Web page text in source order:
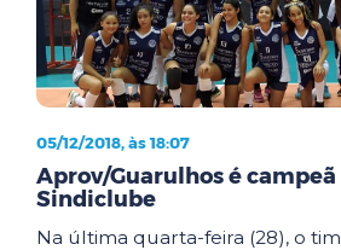
05/12/2018, às 18:07
Aprov/Guarulhos é campeã
Sindiclube
Na última quarta-feira (28), o